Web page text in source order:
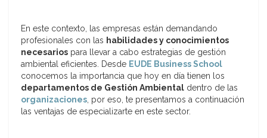
En este contexto, las empresas están demandando
profesionales con las habilidades y conocimientos
necesarios para llevar a cabo estrategias de gestión
ambiental eficientes. Desde EUDE Business School
conocemos la importancia que hoy en día tienen los
departamentos de Gestión Ambiental dentro de las
organizaciones, por eso, te presentamos a continuación
las ventajas de especializarte en este sector.